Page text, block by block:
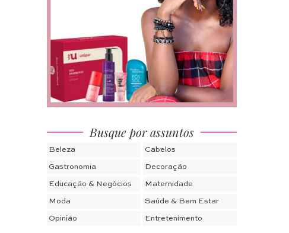
Busque por assuntos
Beleza Cabelos
Gastronomia Decoração
Educação & Negócios Maternidade
Moda Saúde & Bem Estar
Opinião Entretenimento